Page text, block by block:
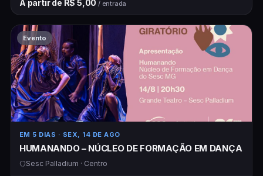
A partir de R$ 5,00 / entrada
Evento
EM 5 DIAS · SEX, 14 DE AGO
HUMANANDO – NÚCLEO DE FORMAÇÃO EM DANÇA
Sesc Palladium · Centro